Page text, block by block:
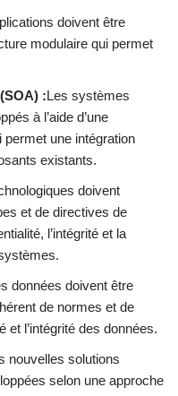
doivent être
modulaire qui permet
:Les systèmes
à l’aide d’une
une intégration
existants.
doivent
et de directives de
l’intégrité et la
données doivent être
de normes et de
et l’intégrité des données.
nouvelles solutions
selon une approche